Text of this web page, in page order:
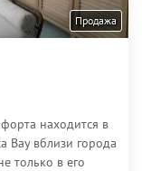
Продажа
находится в
Bay вблизи города
только в его